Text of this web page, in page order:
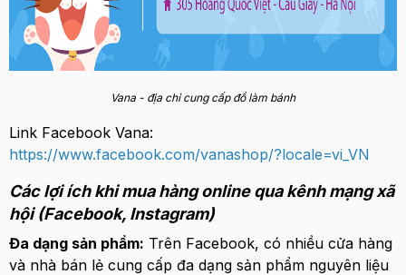
Vana - địa chỉ cung cấp đồ làm bánh
Link Facebook Vana:
https://www.facebook.com/vanashop/?locale=vi_VN
Các lợi ích khi mua hàng online qua kênh mạng xã
hội (Facebook, Instagram)
Đa dạng sản phẩm: Trên Facebook, có nhiều cửa hàng
và nhà bán lẻ cung cấp đa dạng sản phẩm nguyên liệu